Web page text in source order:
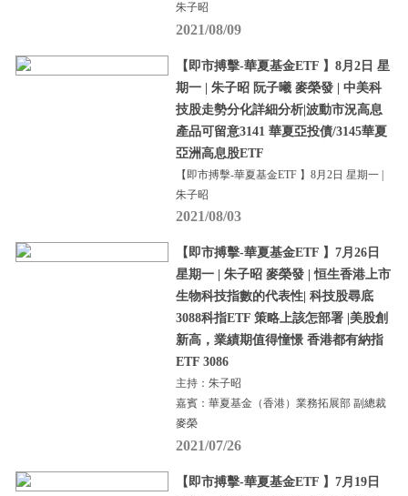
朱子昭
2021/08/09
【即市搏擊-華夏基金ETF 】8月2日 星
期一 | 朱子昭 阮子曦 麥榮發 | 中美科
技股走勢分化詳細分析|波動市況高息
產品可留意3141 華夏亞投債/3145華夏
亞洲高息股ETF
【即市搏擊-華夏基金ETF 】8月2日 星期一 |
朱子昭
2021/08/03
【即市搏擊-華夏基金ETF 】7月26日
星期一 | 朱子昭 麥榮發 | 恒生香港上市
生物科技指數的代表性| 科技股尋底
3088科指ETF 策略上該怎部署 |美股創
新高，業績期值得憧憬 香港都有納指
ETF 3086
主持：朱子昭
嘉賓：華夏基金（香港）業務拓展部 副總裁
麥榮
2021/07/26
【即市搏擊-華夏基金ETF 】7月19日